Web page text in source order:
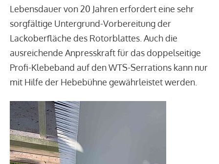
Lebensdauer von 20 Jahren erfordert eine sehr
sorgfältige Untergrund-Vorbereitung der
Lackoberfläche des Rotorblattes. Auch die
ausreichende Anpresskraft für das doppelseitige
Profi-Klebeband auf den WTS-Serrations kann nur
mit Hilfe der Hebebühne gewährleistet werden.